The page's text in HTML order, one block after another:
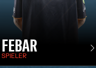
FEBAR
SPIELER